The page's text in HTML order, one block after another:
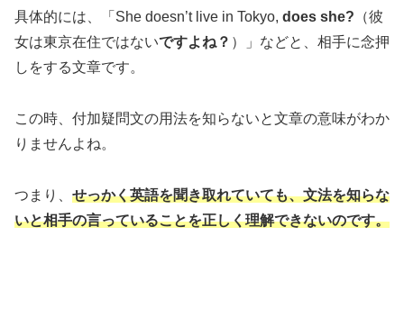
具体的には、「She doesn’t live in Tokyo, does she? （彼
女は東京在住ではないですよね？ ）」などと、相手に念押
しをする文章です。
この時、付加疑問文の用法を知らないと文章の意味がわか
りませんよね。
つまり、 せっかく英語を聞き取れていても、文法を知らな
いと相手の言っていることを正しく理解できないのです。